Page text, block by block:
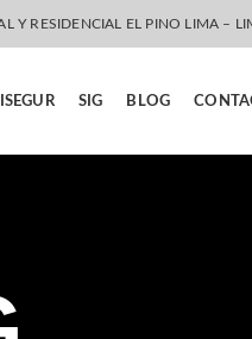
Y RESIDENCIAL EL PINO LIMA –
SIG BLOG